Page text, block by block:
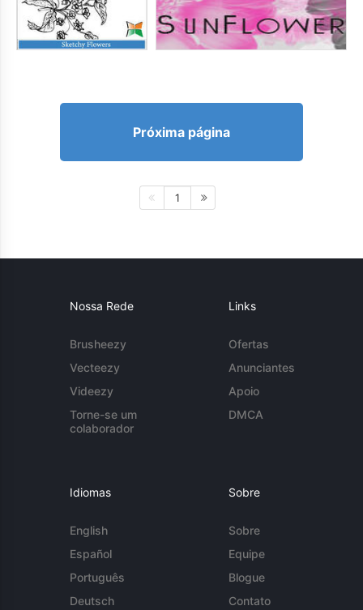
Próxima página
1
Nossa Rede
Brusheezy
Vecteezy
Videezy
Torne-se um
colaborador
Links
Ofertas
Anunciantes
Apoio
DMCA
Idiomas
English
Español
Português
Deutsch
Sobre
Sobre
Equipe
Blogue
Contato